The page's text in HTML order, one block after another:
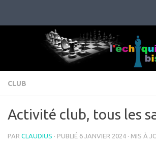
CLUB
Activité club, tous les
PAR CLAUDIUS · PUBLIÉ 6 JANVIER 2024 · MIS À